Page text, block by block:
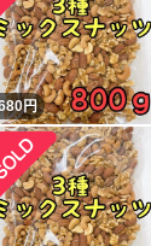
ね！
円